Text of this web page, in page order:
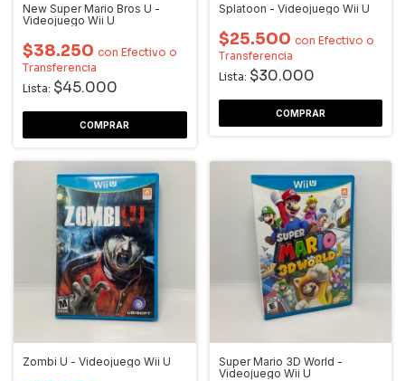
New Super Mario Bros U -
Videojuego Wii U
$38.250 con Efectivo o
Transferencia
Lista: $45.000
Splatoon - Videojuego Wii U
$25.500 con Efectivo o
Transferencia
Lista: $30.000
Zombi U - Videojuego Wii U
Super Mario 3D World -
Videojuego Wii U